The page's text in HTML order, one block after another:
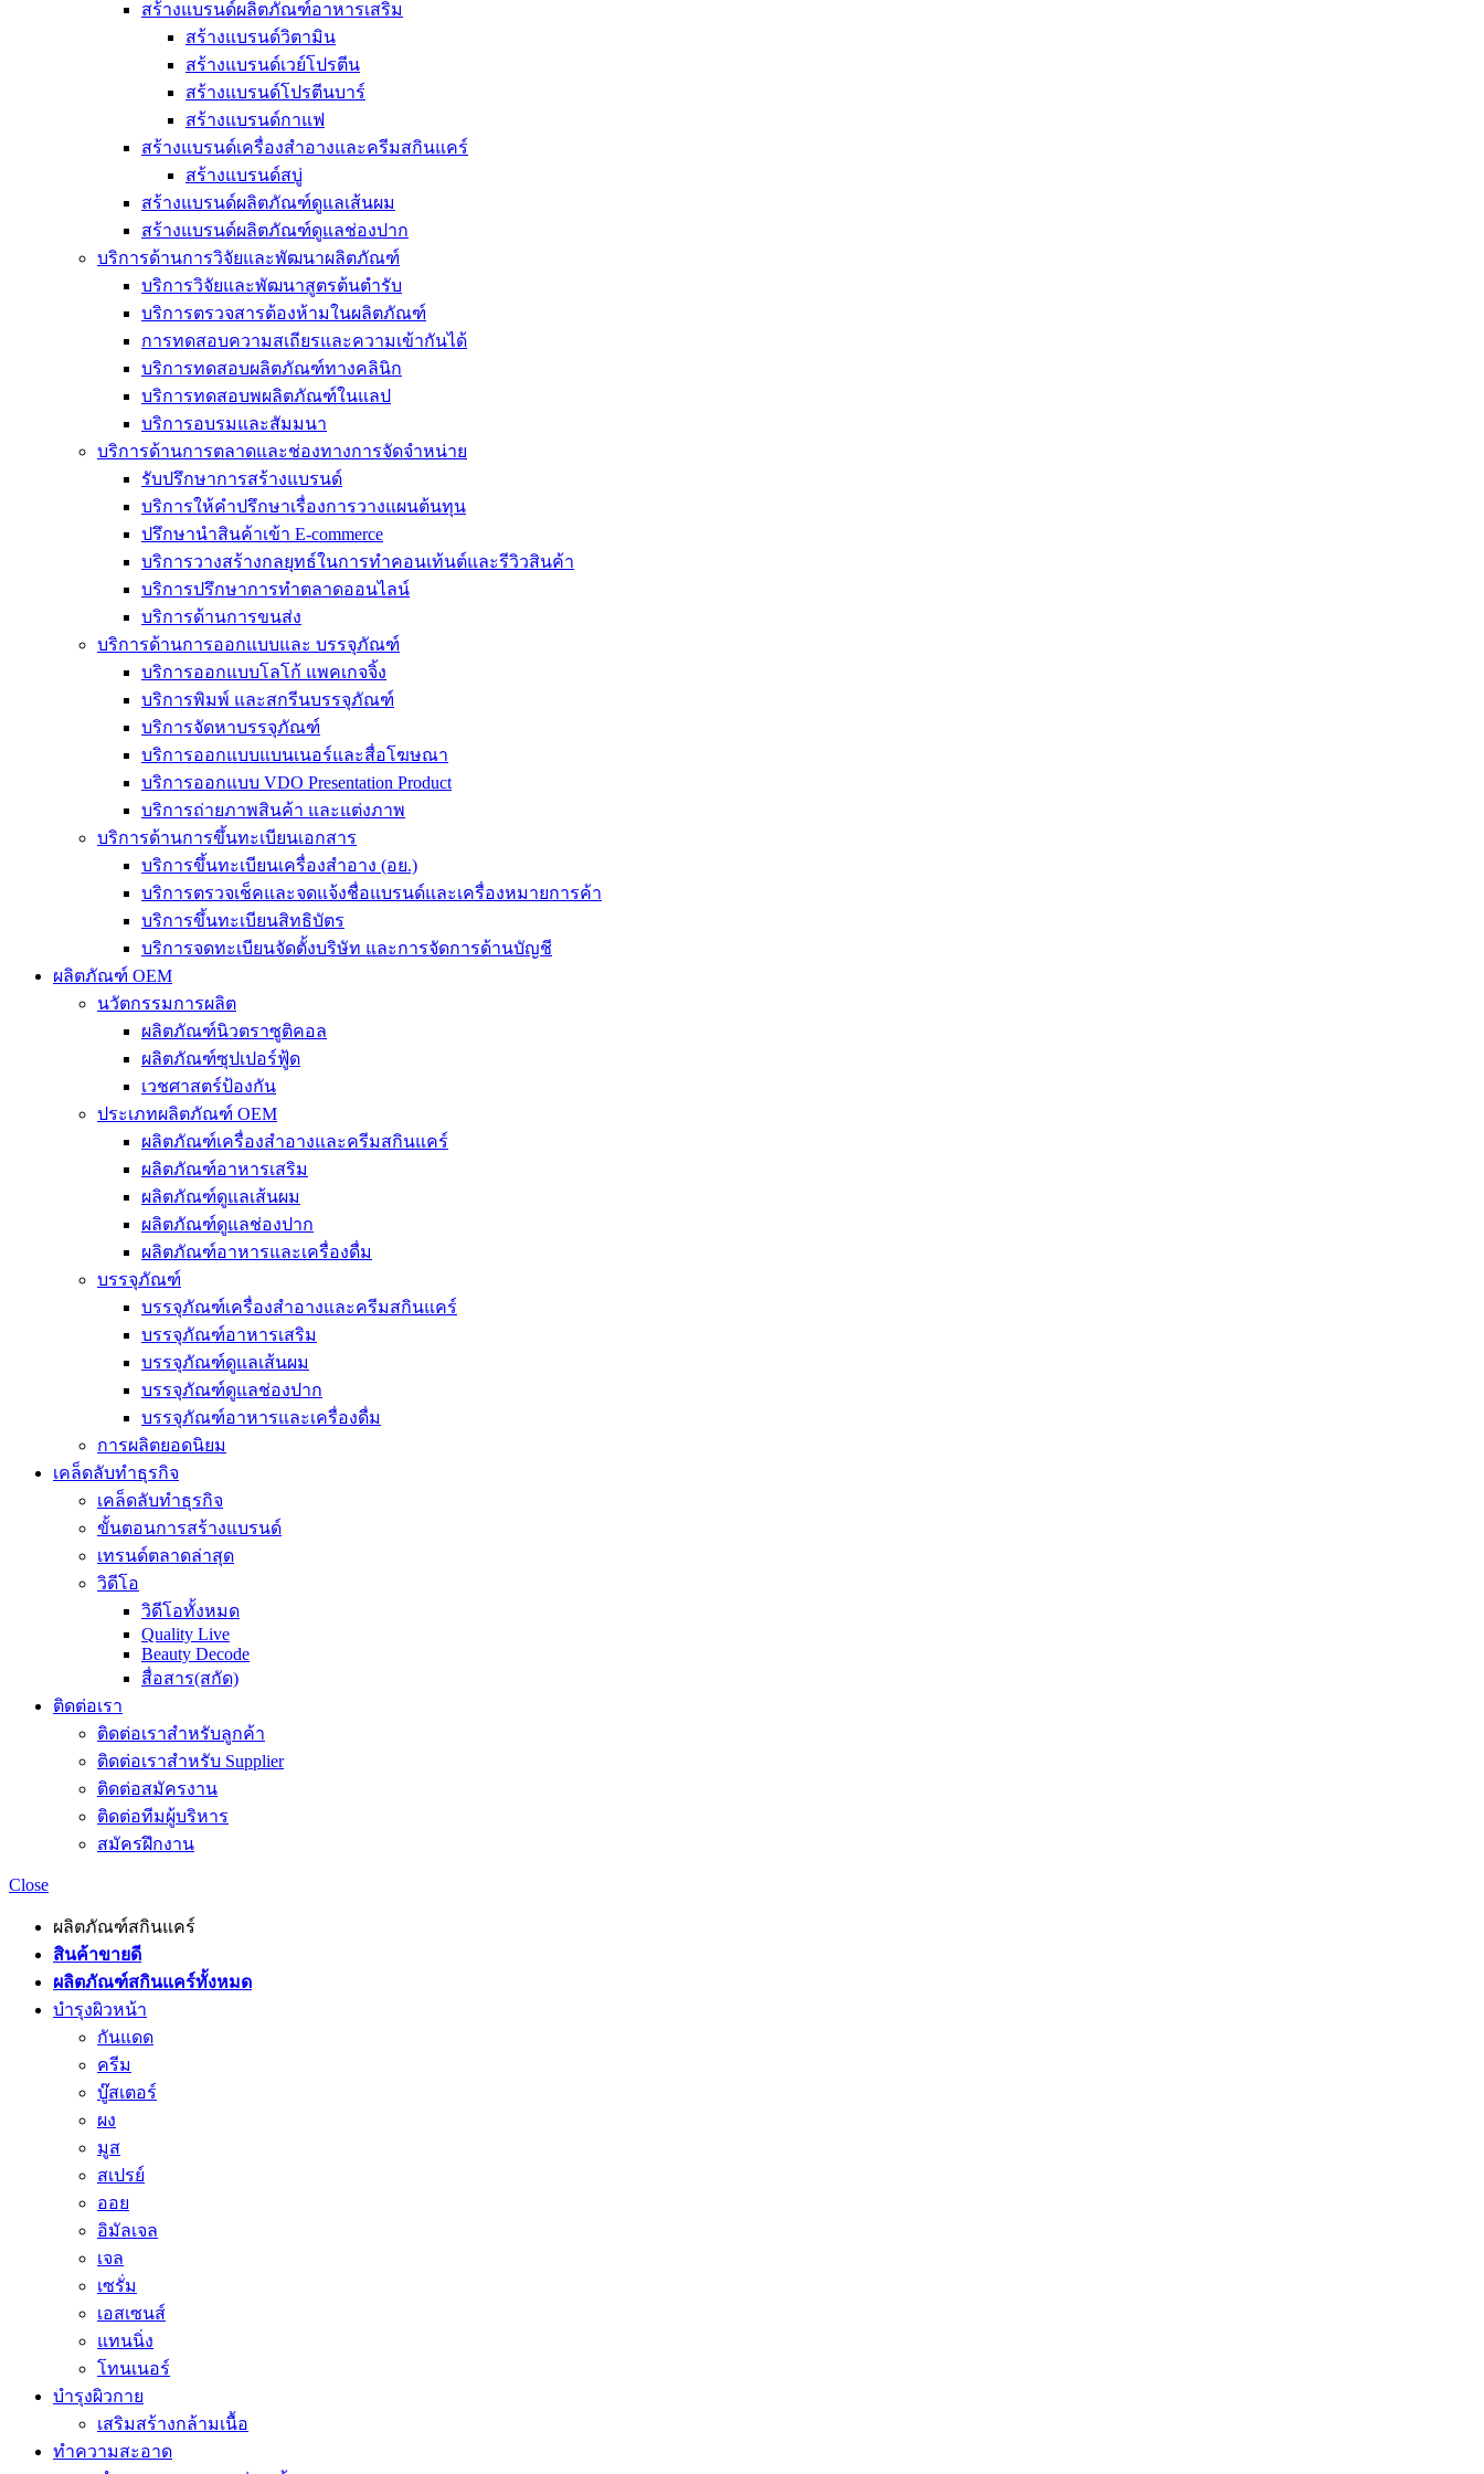
สร้างแบรนด์ผลิตภัณฑ์อาหารเสริม
สร้างแบรนด์วิตามิน
สร้างแบรนด์เวย์โปรตีน
สร้างแบรนด์โปรตีนบาร์
สร้างแบรนด์กาแฟ
สร้างแบรนด์เครื่องสำอางและครีมสกินแคร์
สร้างแบรนด์สบู่
สร้างแบรนด์ผลิตภัณฑ์ดูแลเส้นผม
สร้างแบรนด์ผลิตภัณฑ์ดูแลช่องปาก
บริการด้านการวิจัยและพัฒนาผลิตภัณฑ์
บริการวิจัยและพัฒนาสูตรต้นตำรับ
บริการตรวจสารต้องห้ามในผลิตภัณฑ์
การทดสอบความสเถียรและความเข้ากันได้
บริการทดสอบผลิตภัณฑ์ทางคลินิก
บริการทดสอบพผลิตภัณฑ์ในแลป
บริการอบรมและสัมมนา
บริการด้านการตลาดและช่องทางการจัดจำหน่าย
รับปรึกษาการสร้างแบรนด์
บริการให้คำปรึกษาเรื่องการวางแผนต้นทุน
ปรึกษานำสินค้าเข้า E-commerce
บริการวางสร้างกลยุทธ์ในการทำคอนเท้นต์และรีวิวสินค้า
บริการปรึกษาการทำตลาดออนไลน์
บริการด้านการขนส่ง
บริการด้านการออกแบบและ บรรจุภัณฑ์
บริการออกแบบโลโก้ แพคเกจจิ้ง
บริการพิมพ์ และสกรีนบรรจุภัณฑ์
บริการจัดหาบรรจุภัณฑ์
บริการออกแบบแบนเนอร์และสื่อโฆษณา
บริการออกแบบ VDO Presentation Product
บริการถ่ายภาพสินค้า และแต่งภาพ
บริการด้านการขึ้นทะเบียนเอกสาร
บริการขึ้นทะเบียนเครื่องสำอาง (อย.)
บริการตรวจเช็คและจดแจ้งชื่อแบรนด์และเครื่องหมายการค้า
บริการขึ้นทะเบียนสิทธิบัตร
บริการจดทะเบียนจัดตั้งบริษัท และการจัดการด้านบัญชี
ผลิตภัณฑ์ OEM
นวัตกรรมการผลิต
ผลิตภัณฑ์นิวตราซูติคอล
ผลิตภัณฑ์ซุปเปอร์ฟู้ด
เวชศาสตร์ป้องกัน
ประเภทผลิตภัณฑ์ OEM
ผลิตภัณฑ์เครื่องสำอางและครีมสกินแคร์
ผลิตภัณฑ์อาหารเสริม
ผลิตภัณฑ์ดูแลเส้นผม
ผลิตภัณฑ์ดูแลช่องปาก
ผลิตภัณฑ์อาหารและเครื่องดื่ม
บรรจุภัณฑ์
บรรจุภัณฑ์เครื่องสำอางและครีมสกินแคร์
บรรจุภัณฑ์อาหารเสริม
บรรจุภัณฑ์ดูแลเส้นผม
บรรจุภัณฑ์ดูแลช่องปาก
บรรจุภัณฑ์อาหารและเครื่องดื่ม
การผลิตยอดนิยม
เคล็ดลับทำธุรกิจ
เคล็ดลับทำธุรกิจ
ขั้นตอนการสร้างแบรนด์
เทรนด์ตลาดล่าสุด
วิดีโอ
วิดีโอทั้งหมด
Quality Live
Beauty Decode
สื่อสาร(สกัด)
ติดต่อเรา
ติดต่อเราสำหรับลูกค้า
ติดต่อเราสำหรับ Supplier
ติดต่อสมัครงาน
ติดต่อทีมผู้บริหาร
สมัครฝึกงาน
Close
ผลิตภัณฑ์สกินแคร์
สินค้าขายดี
ผลิตภัณฑ์สกินแคร์ทั้งหมด
บำรุงผิวหน้า
กันแดด
ครีม
บู๊สเตอร์
ผง
มูส
สเปรย์
ออย
อิมัลเจล
เจล
เซรั่ม
เอสเซนส์
แทนนิ่ง
โทนเนอร์
บำรุงผิวกาย
เสริมสร้างกล้ามเนื้อ
ทำความสะอาด